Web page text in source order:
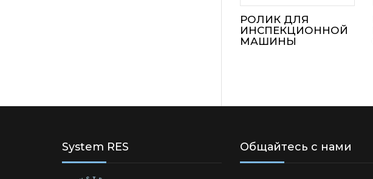
РОЛИК ДЛЯ
ИНСПЕКЦИОННОЙ
МАШИНЫ
System RES Общайтесь с нами